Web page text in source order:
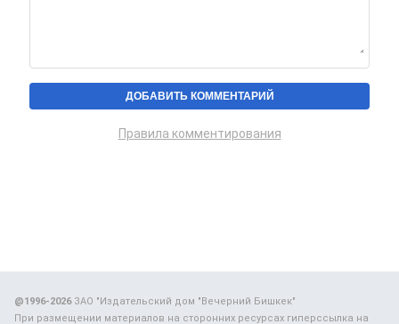
Правила комментирования
@1996-2026ЗАО "Издательский дом "Вечерний Бишкек"
При размещении материалов на сторонних ресурсах гиперссылка на